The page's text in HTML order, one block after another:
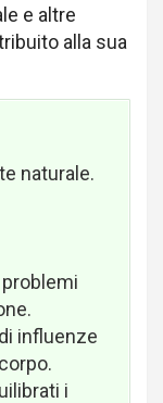
e altre
alla sua
naturale.
influenze
i